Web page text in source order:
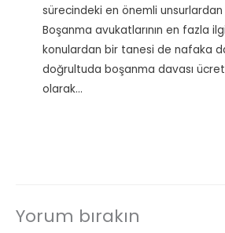
sürecindeki en önemli unsurlardan
Boşanma avukatlarının en fazla
konulardan bir tanesi de nafaka
doğrultuda boşanma davası
olarak…
Yorum bırakın